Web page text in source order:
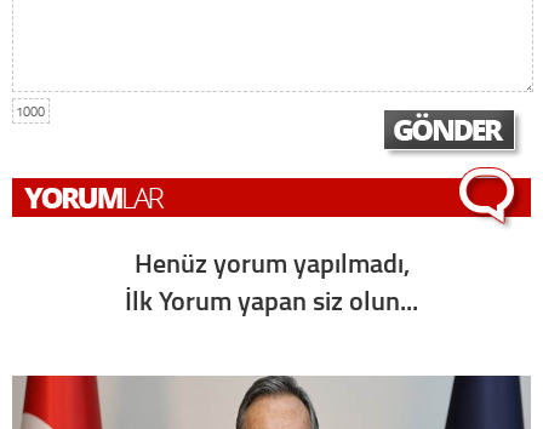
1000
Henüz yorum yapılmadı,
İlk Yorum yapan siz olun...